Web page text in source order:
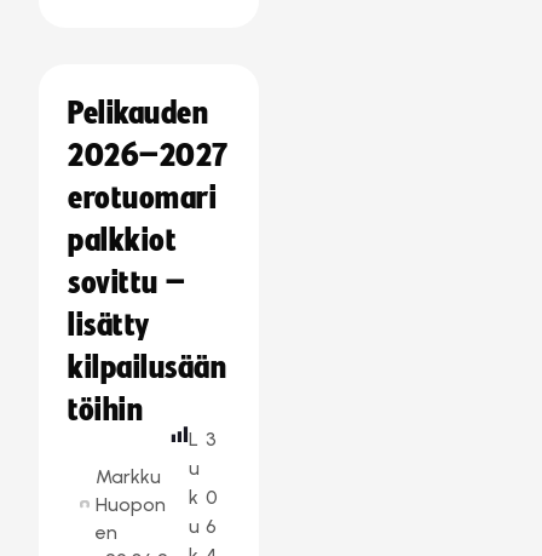
Pelikauden
2026–2027
erotuomari
palkkiot
sovittu –
lisätty
kilpailusään
töihin
Markku
Huopon
en
L
u
k
u
3
0
6